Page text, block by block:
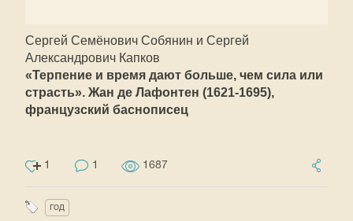
Сергей Семёнович Собянин и Сергей
Александрович Капков
«Терпение и время дают больше, чем сила или
страсть». Жан де Лафонтен (1621-1695),
французский баснописец
1 1 1687
год